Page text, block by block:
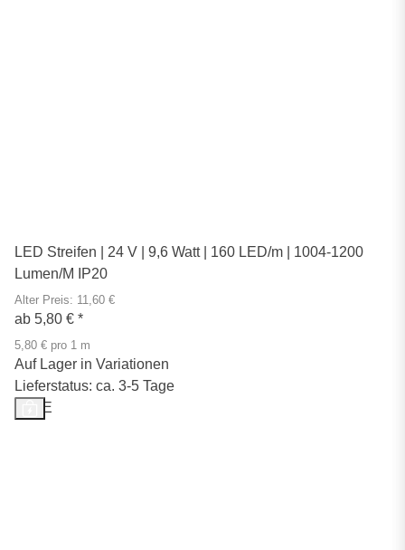
LED Streifen | 24 V | 9,6 Watt | 160 LED/m | 1004-1200
Lumen/M IP20
Alter Preis: 11,60 €
ab 5,80 € *
5,80 € pro 1 m
Auf Lager in Variationen
Lieferstatus: ca. 3-5 Tage
SALE